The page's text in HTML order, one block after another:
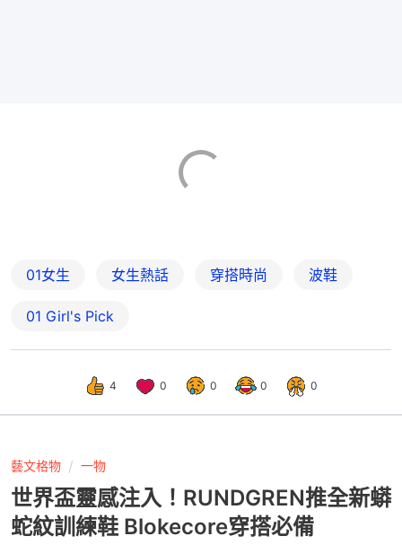
01女生 女生熱話 穿搭時尚 波鞋
01 Girl's Pick
4 0 0 0 0
藝文格物 一物
世界盃靈感注入！RUNDGREN推全新蟒
蛇紋訓練鞋 Blokecore穿搭必備